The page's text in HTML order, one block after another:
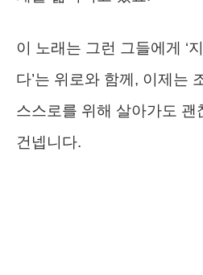
이 노래는 그런 그들에게 ‘
다’는 위로와 함께, 이제는
스스로를 위해 살아가도 괜
건넵니다.